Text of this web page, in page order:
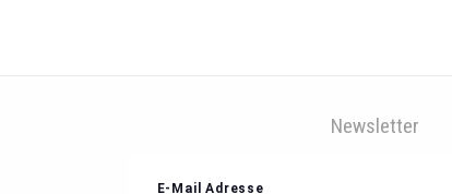
Newsletter